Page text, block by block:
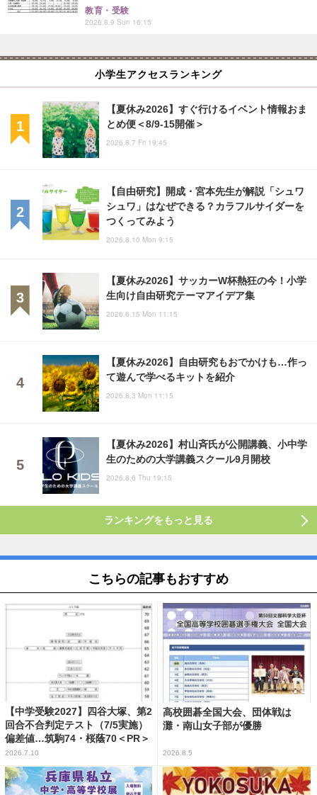
教育・受験
2026.8.9 Sun 16:15
小学生アクセスランキング
【夏休み2026】すぐ行けるイベント情報おま
とめ便＜8/9-15開催＞
2026.8.7 Fri 19:45
【自由研究】開成・宮本先生が解説「シュワ
シュワ」はなぜできる？カラフルサイダーを
つくってみよう
2026.8.10 Mon 9:15
【夏休み2026】サッカーW杯熱狂の今！小学
生向け自由研究テーマアイデア集
2026.6.15 Mon 11:15
【夏休み2026】自由研究もおでかけも…作っ
て遊んで学べるキットを紹介
2026.8.3 Mon 11:15
【夏休み2026】村山斉氏が公開講義、小中学
生のための大学講義スクール9月開校
2026.8.6 Thu 19:15
ランキングをもっと見る
こちらの記事もおすすめ
【中学受験2027】四谷大塚、第2
回合不合判定テスト（7/5実施）
偏差値…筑駒74・桜蔭70＜PR＞
2026.7.10
高校囲碁全国大会、団体戦は
灘・南山女子部が優勝
2026.8.5